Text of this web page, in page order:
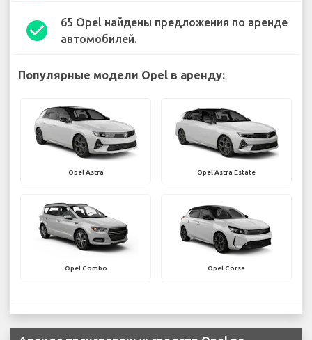
check_circle
65 Opel найдены предложения по аренде
автомобилей.
Популярные модели Opel в аренду:
Opel Astra Opel Astra Estate
Opel Combo Opel Corsa